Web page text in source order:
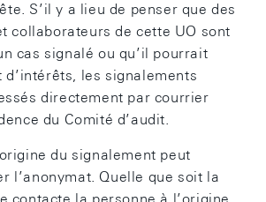
S’il y a lieu de penser que des
collaborateurs de cette UO sont
cas signalé ou qu’il pourrait
les signalements
directement par courrier
du Comité d’audit.
du signalement peut
l’anonymat. Quelle que soit la